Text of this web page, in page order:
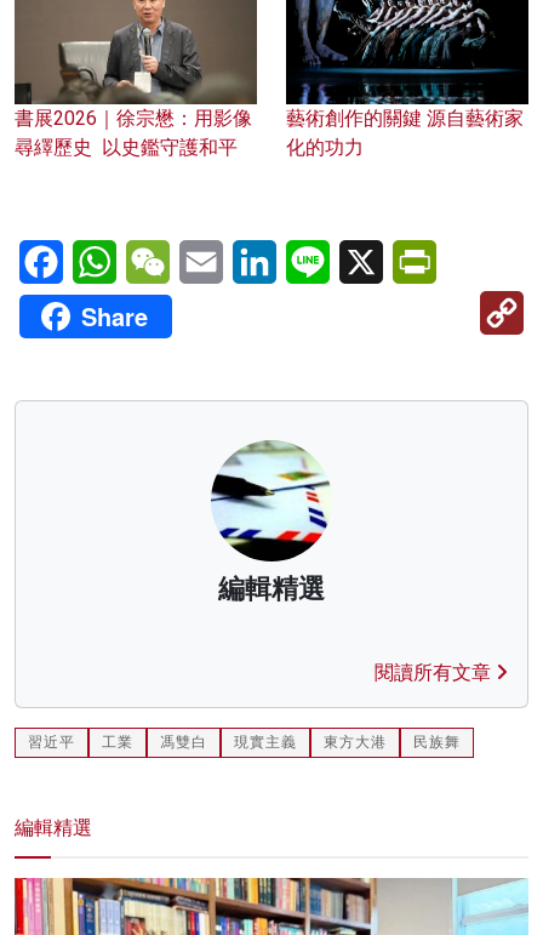
書展2026｜徐宗懋：用影像
尋繹歷史 以史鑑守護和平
藝術創作的關鍵 源自藝術家
化的功力
FacebookWhatsAppWeChatEmail LinkedInLine X
Share
編輯精選
閱讀所有文章
習近平 工業 馮雙白 現實主義 東方大港 民族舞
編輯精選